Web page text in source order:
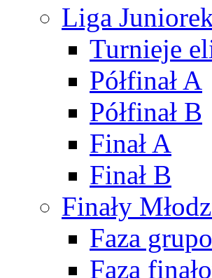
Liga
Turnieje
Półfinał A
Półfinał B
Finał A
Finał B
Finały
Faza
Faza